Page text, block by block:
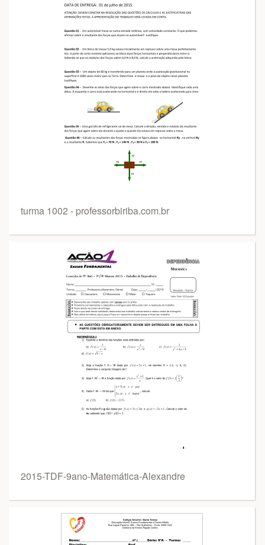
turma 1002 - professorbiriba.com.br
2015-TDF-9ano-Matemática-Alexandre